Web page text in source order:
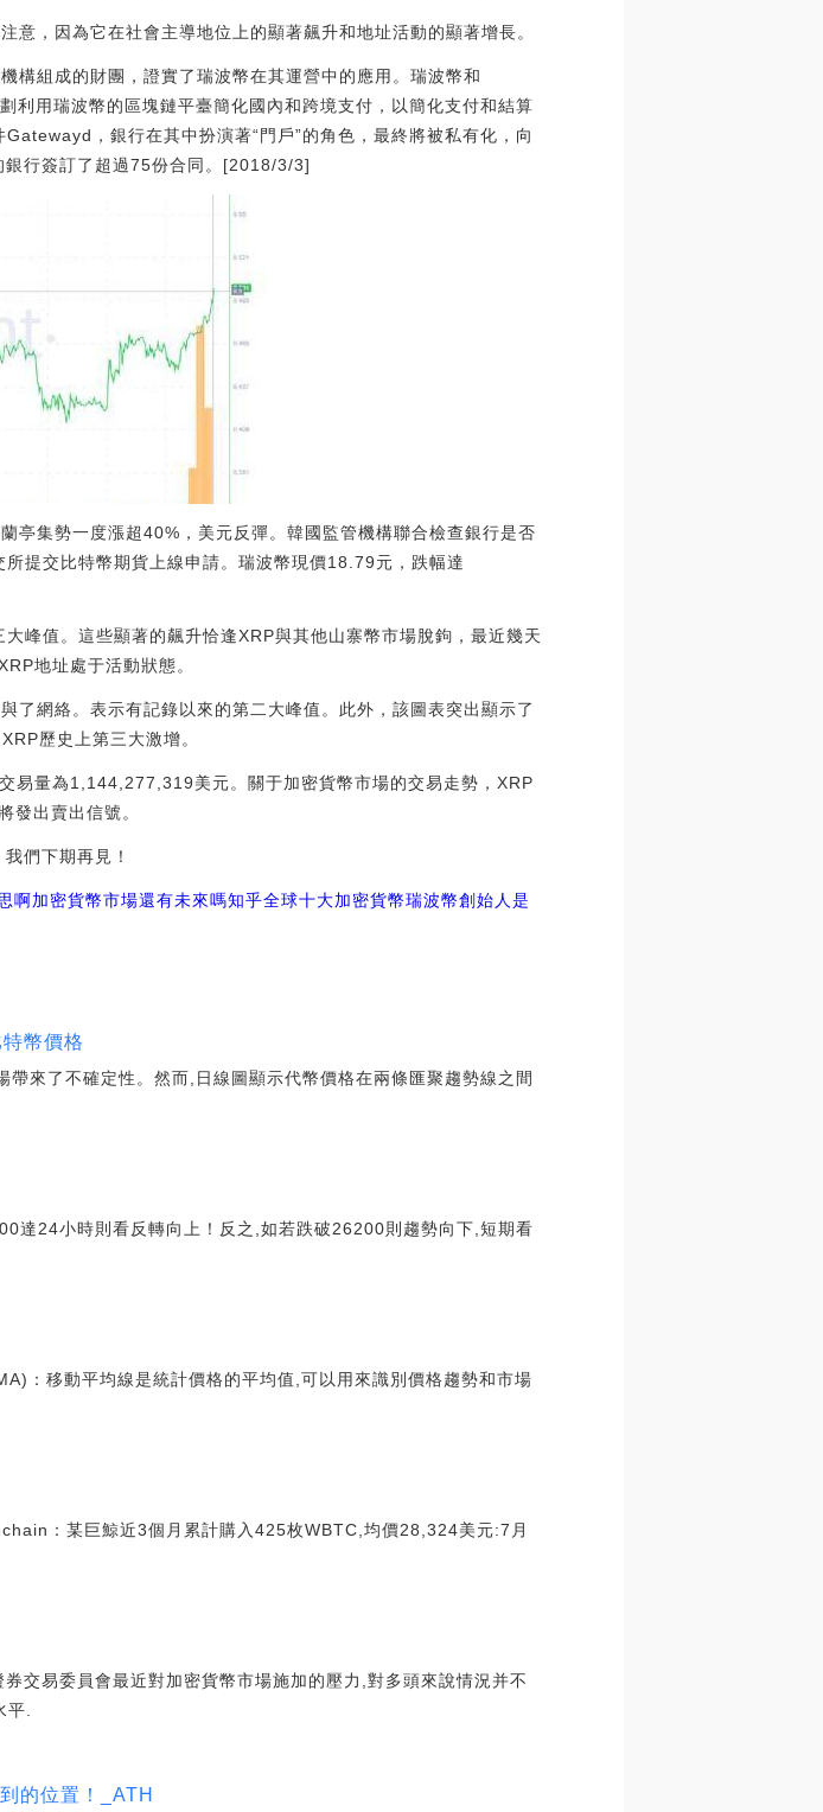
，因為它在社會主導地位上的顯著飆升和地址活動的顯著增長。
構組成的財團，證實了瑞波幣在其運營中的應用。瑞波幣和
利用瑞波幣的區塊鏈平臺簡化國內和跨境支付，以簡化支付和結算
，銀行在其中扮演著“門戶”的角色，最終將被私有化，向
銀行簽訂了超過75份合同。[2018/3/3]
亭集勢一度漲超40%，美元反彈。韓國監管機構聯合檢查銀行是否
提交比特幣期貨上線申請。瑞波幣現價18.79元，跌幅達
峰值。這些顯著的飆升恰逢XRP與其他山寨幣市場脫鉤，最近幾天
地址處于活動狀態。
網絡。表示有記錄以來的第二大峰值。此外，該圖表突出顯示了
歷史上第三大激增。
易量為1,144,277,319美元。關于加密貨幣市場的交易走勢，XRP
發出賣出信號。
們下期再見！
啊加密貨幣市場還有未來嗎知乎全球十大加密貨幣瑞波幣創始人是
幣價格
來了不確定性。然而,日線圖顯示代幣價格在兩條匯聚趨勢線之間
達24小時則看反轉向上！反之,如若跌破26200則趨勢向下,短期看
：移動平均線是統計價格的平均值,可以用來識別價格趨勢和市場
：某巨鯨近3個月累計購入425枚WBTC,均價28,324美元:7月
交易委員會最近對加密貨幣市場施加的壓力,對多頭來說情況并不
.
的位置！_ATH